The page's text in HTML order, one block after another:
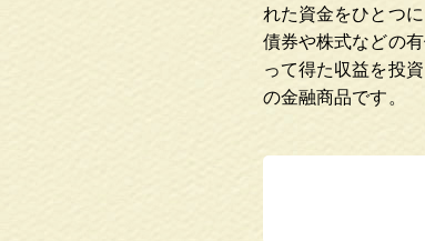
れた資金をひとつ
債券や株式などの
って得た収益を投
の金融商品です。